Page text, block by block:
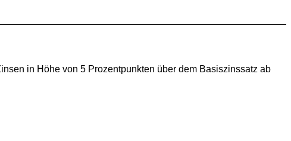
in Höhe von 5 Prozentpunkten über dem Basiszinssatz ab